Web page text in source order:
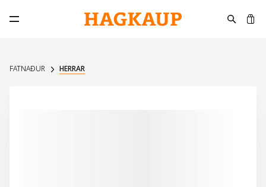
Opna aðalvalmynd
FATNAÐUR HERRAR